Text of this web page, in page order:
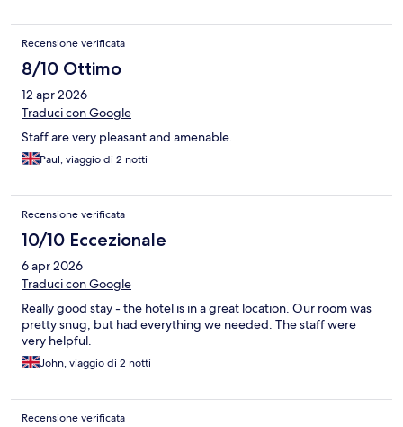
Recensione verificata
8/10 Ottimo
12 apr 2026
Traduci con Google
Staff are very pleasant and amenable.
Paul, viaggio di 2 notti
Recensione verificata
10/10 Eccezionale
6 apr 2026
Traduci con Google
Really good stay - the hotel is in a great location. Our room was
pretty snug, but had everything we needed. The staff were
very helpful.
John, viaggio di 2 notti
Recensione verificata